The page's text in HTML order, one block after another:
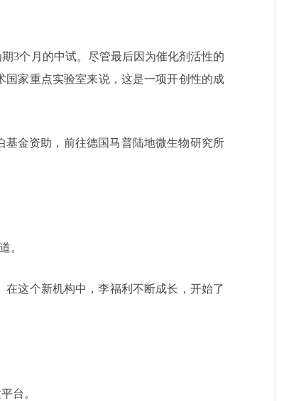
3个月的中试。尽管最后因为催化剂活性的
家重点实验室来说，这是一项开创性的成
基金资助，前往德国马普陆地微生物研究所
。
这个新机构中，李福利不断成长，开始了
台。